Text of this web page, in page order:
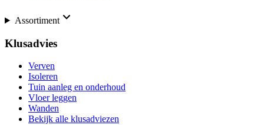
Assortiment
Klusadvies
Verven
Isoleren
Tuin aanleg en onderhoud
Vloer leggen
Wanden
Bekijk alle klusadviezen